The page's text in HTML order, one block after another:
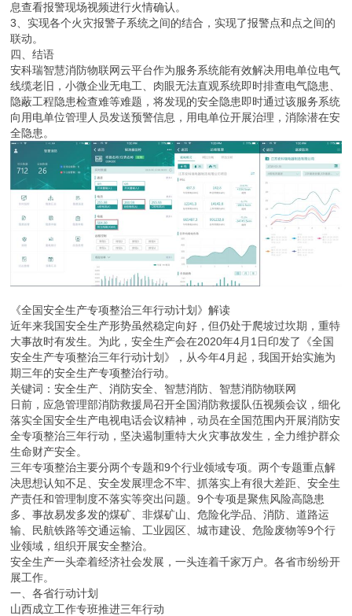
息查看报警现场视频进行火情确认。
3、实现各个火灾报警子系统之间的结合，实现了报警点和点之间的
联动。
四、结语
安科瑞智慧消防物联网云平台作为服务系统能有效解决用电单位电气
线缆老旧，小微企业无电工、肉眼无法直观系统即时排查电气隐患、
隐蔽工程隐患检查难等难题，将发现的安全隐患即时通过该服务系统
向用电单位管理人员发送预警信息，用电单位开展治理，消除潜在安
全隐患。
《全国安全生产专项整治三年行动计划》解读
近年来我国安全生产形势虽然稳定向好，但仍处于爬坡过坎期，重特
大事故时有发生。为此，安全生产会在2020年4月1日印发了《全国
安全生产专项整治三年行动计划》，从今年4月起，我国开始实施为
期三年的安全生产专项整治行动。
关键词：安全生产、消防安全、智慧消防、智慧消防物联网
日前，应急管理部消防救援局召开全国消防救援队伍视频会议，细化
落实全国安全生产电视电话会议精神，动员在全国范围内开展消防安
全专项整治三年行动，坚决遏制重特大火灾事故发生，全力维护群众
生命财产安全。
三年专项整治主要分两个专题和9个行业领域专项。两个专题重点解
决思想认知不足、安全发展理念不牢、抓落实上有很大差距、安全生
产责任和管理制度不落实等突出问题。9个专项是聚焦风险高隐患
多、事故易发多发的煤矿、非煤矿山、危险化学品、消防、道路运
输、民航铁路等交通运输、工业园区、城市建设、危险废物等9个行
业领域，组织开展安全整治。
安全生产一头牵着经济社会发展，一头连着千家万户。各省市纷纷开
展工作。
一、各省行动计划
山西成立工作专班推进三年行动